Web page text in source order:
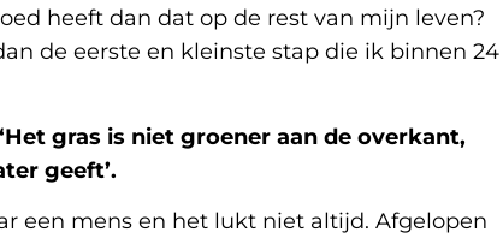
heeft dan dat op de rest van mijn leven?
de eerste en kleinste stap die ik binnen 24
‘Het gras is niet groener aan de overkant,
geeft’.
een mens en het lukt niet altijd. Afgelopen